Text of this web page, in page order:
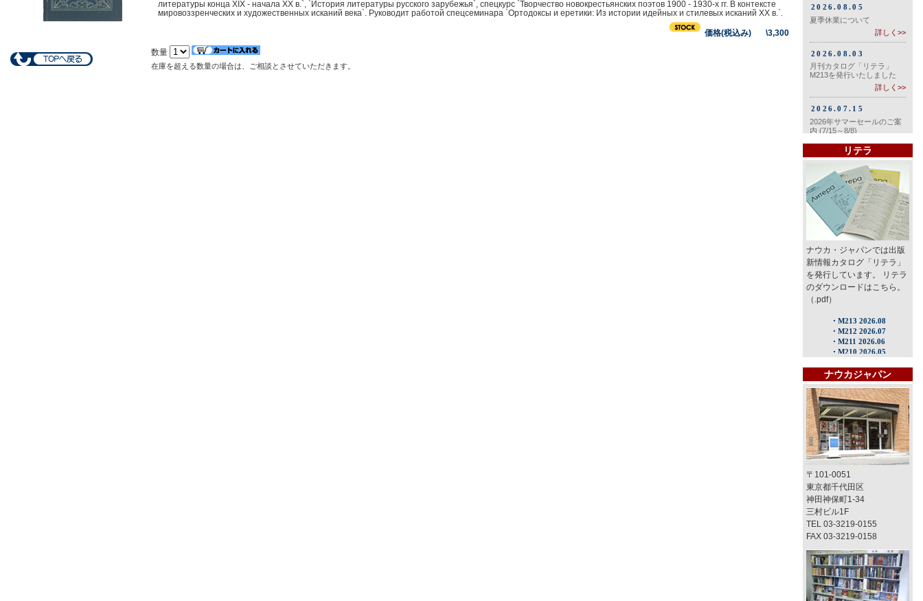
литературы конца ХIХ - начала ХХ в.`, `История литературы русского зарубежья`, спецкурс `Творчество новокрестьянских поэтов 1900 - 1930-х гг. В контексте
мировоззренческих и художественных исканий века`. Руководит работой спецсеминара `Ортодоксы и еретики: Из истории идейных и стилевых исканий ХХ в.`.
価格(税込み) \3,300
数量
在庫を超える数量の場合は、ご相談とさせていただきます。
リテラ
ナウカ・ジャパンでは出版
新情報カタログ「リテラ」
を発行しています。 リテラ
のダウンロードはこちら。
（.pdf）
ナウカジャパン
〒101-0051
東京都千代田区
神田神保町1-34
三村ビル1F
TEL 03-3219-0155
FAX 03-3219-0158